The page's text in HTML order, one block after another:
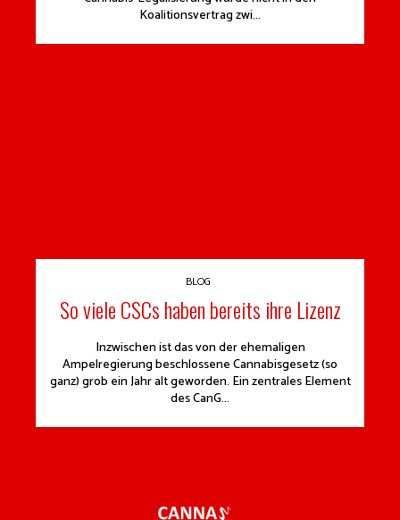
Koalitionsvertrag zwi...
BLOG
So viele CSCs haben bereits ihre Lizenz
Inzwischen ist das von der ehemaligen
Ampelregierung beschlossene Cannabisgesetz (so
ganz) grob ein Jahr alt geworden. Ein zentrales Element
des CanG...